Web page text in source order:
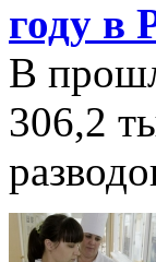
году в
В
306,2